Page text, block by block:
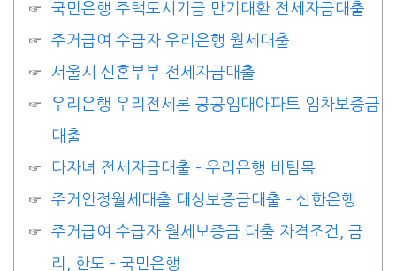
국민은행 주택도시기금 만기대환 전세자금대출
주거급여 수급자 우리은행 월세대출
서울시 신혼부부 전세자금대출
우리은행 우리전세론 공공임대아파트 임차보증금
대출
다자녀 전세자금대출 – 우리은행 버팀목
주거안정월세대출 대상보증금대출 – 신한은행
주거급여 수급자 월세보증금 대출 자격조건, 금
리, 한도 – 국민은행